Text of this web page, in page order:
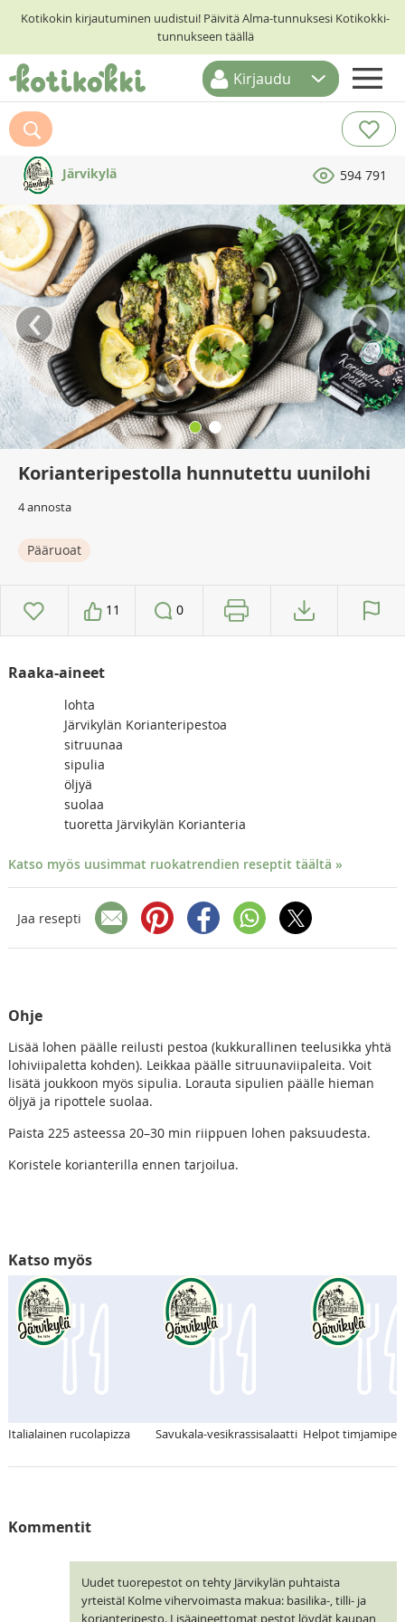
Kotikokin kirjautuminen uudistui! Päivitä Alma-tunnuksesi Kotikokki-
tunnukseen täällä
ETUSIVU
RESEPTIHAKU
RUOKATEEMAT
KESKUSTELUT
KOTIKOKIT
Kirjaudu
Järvikylä 594 791
‹ ›
Korianteripestolla hunnutettu uunilohi
4 annosta
Pääruoat
11 0
Raaka-aineet
lohta
Järvikylän Korianteripestoa
sitruunaa
sipulia
öljyä
suolaa
tuoretta Järvikylän Korianteria
Katso myös uusimmat ruokatrendien reseptit täältä »
Jaa resepti
Ohje
Lisää lohen päälle reilusti pestoa (kukkurallinen teelusikka yhtä
lohiviipaletta kohden). Leikkaa päälle sitruunaviipaleita. Voit
lisätä joukkoon myös sipulia. Lorauta sipulien päälle hieman
öljyä ja ripottele suolaa.
Paista 225 asteessa 20–30 min riippuen lohen paksuudesta.
Koristele korianterilla ennen tarjoilua.
Katso myös
Italialainen rucolapizza Savukala-vesikrassisalaatti Helpot
Kommentit
Uudet tuorepestot on tehty Järvikylän puhtaista
yrteistä! Kolme vihervoimasta makua: basilika-, tilli- ja
korianteripesto. Lisäaineettomat pestot löydät kaupan